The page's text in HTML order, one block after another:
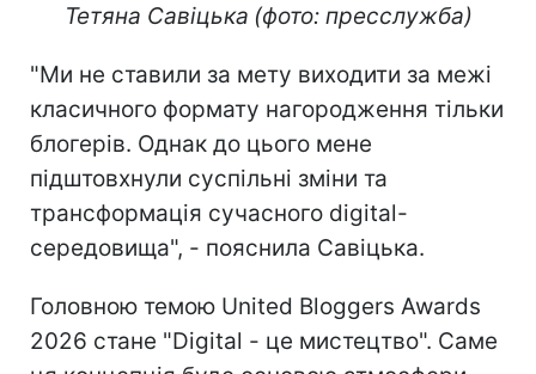
Тетяна Савіцька (фото: пресслужба)
"Ми не ставили за мету виходити за межі
класичного формату нагородження тільки
блогерів. Однак до цього мене
підштовхнули суспільні зміни та
трансформація сучасного digital-
середовища", - пояснила Савіцька.
Головною темою United Bloggers Awards
2026 стане "Digital - це мистецтво". Саме